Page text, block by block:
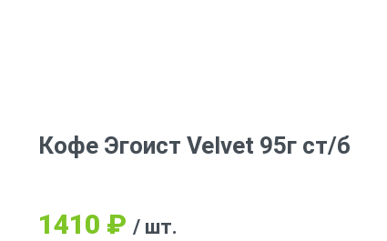
Кофе Эгоист Velvet 95г ст/б
1410 ₽ / шт.